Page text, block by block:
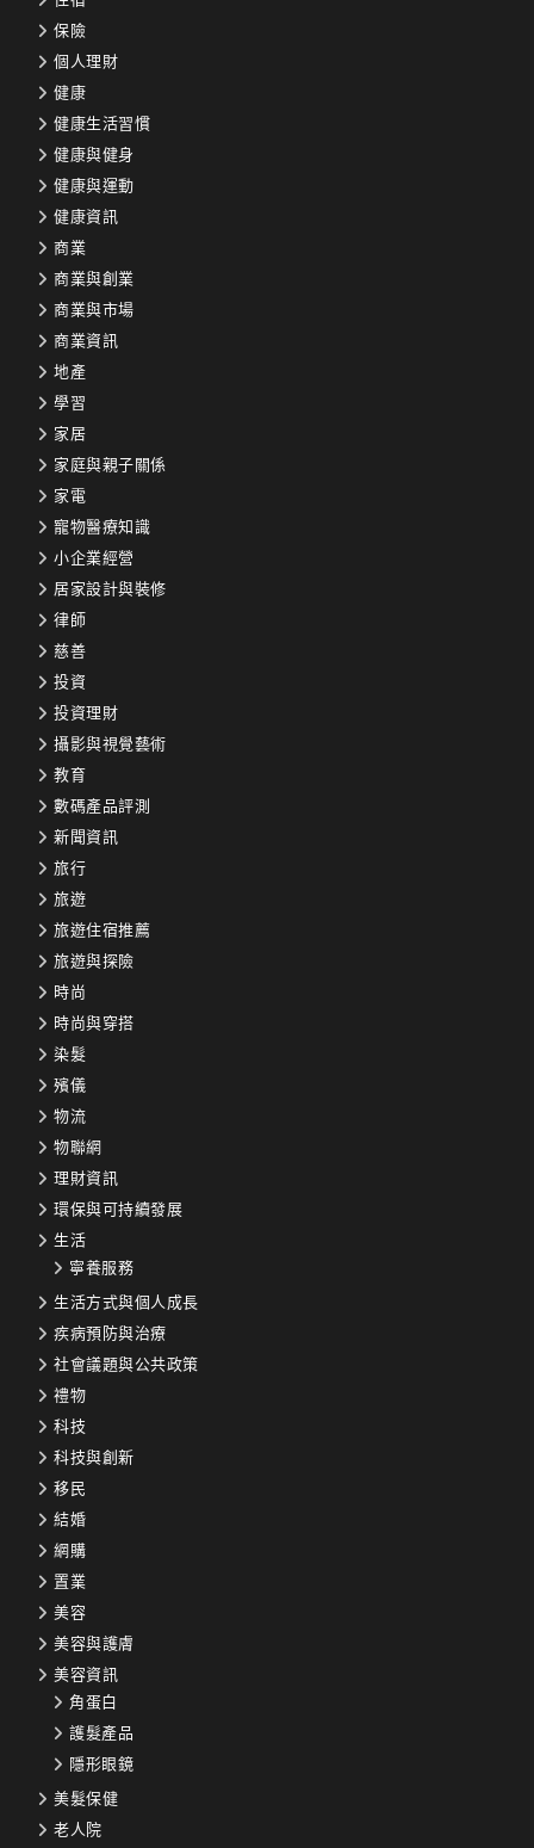
保險
個人理財
健康
健康生活習慣
健康與健身
健康與運動
健康資訊
商業
商業與創業
商業與市場
商業資訊
地產
學習
家居
家庭與親子關係
家電
寵物醫療知識
小企業經營
居家設計與裝修
律師
慈善
投資
投資理財
攝影與視覺藝術
教育
數碼產品評測
新聞資訊
旅行
旅遊
旅遊住宿推薦
旅遊與探險
時尚
時尚與穿搭
染髮
殯儀
物流
物聯網
理財資訊
環保與可持續發展
生活
寧養服務
生活方式與個人成長
疾病預防與治療
社會議題與公共政策
禮物
科技
科技與創新
移民
結婚
網購
置業
美容
美容與護膚
美容資訊
角蛋白
護髮產品
隱形眼鏡
美髮保健
老人院